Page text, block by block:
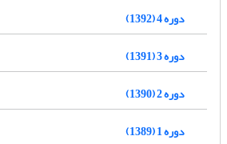
دوره 4 (1392)
دوره 3 (1391)
دوره 2 (1390)
دوره 1 (1389)